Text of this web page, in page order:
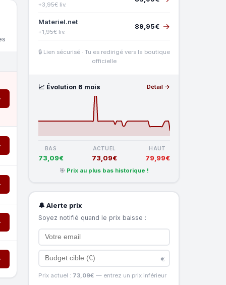
+3,95€ liv.
Materiel.net
+1,95€ liv.
89,95€ →
🔒 Lien sécurisé · Tu es redirigé vers la boutique
officielle
📈 Évolution 6 mois Détail →
BAS
73,09€
ACTUEL
73,09€
HAUT
79,99€
🎯 Prix au plus bas historique !
🔔 Alerte prix
Soyez notifié quand le prix baisse :
€
Prix actuel : 73,09€ — entrez un prix inférieur